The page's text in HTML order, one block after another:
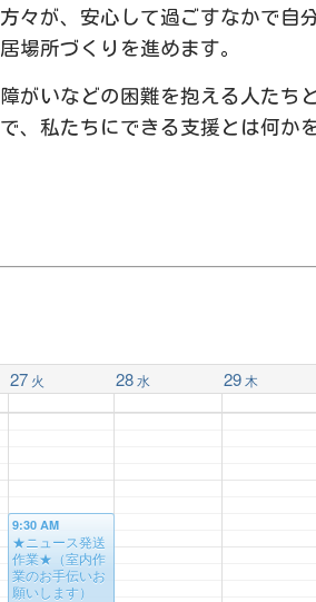
々が、安心して過ごすなかで自
場所づくりを進めます。
がいなどの困難を抱える人たち
、私たちにできる支援とは何か
長 八
27 火 28 水 29 木
9:30 AM
★ニュース発送
作業★（室内作
業のお手伝いお
願いします）